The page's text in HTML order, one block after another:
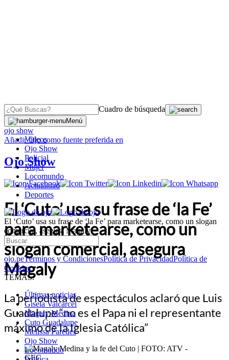
Cuadro de búsqueda
Menú
Videos
Ojo Show
Policial
Mujer
Locomundo
Actualidad
Deportes
El ‘Cuto’ usa su frase de ‘la Fe’ para marketearse, como un slogan
comercial, asegura Magaly
ojo.peTérminos y CondicionesPolítica de PrivacidadPolítica de
Cookies
TEMAS:
Últimas noticias
Gisela Valcarcel
Magaly Medina
Cuto Guadalupe
Melissa Paredes
Ojo Show
Locomundo
OJO
ojo show
AñadirOjocomo fuente preferida en
Ojo Show
El ‘Cuto’ usa su frase de ‘la Fe’
para marketearse, como un
slogan comercial, asegura
Magaly
La periodista de espectáculos aclaró que Luis
Guadalupe “no es el Papa ni el representante
máximo de la Iglesia Católica”